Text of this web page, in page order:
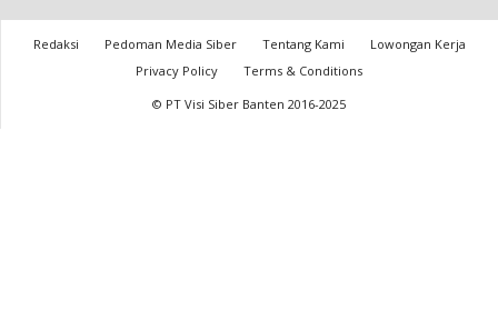
Redaksi Pedoman Media Siber Tentang Kami
Lowongan Kerja
Privacy Policy
Terms & Conditions
© PT Visi Siber Banten 2016-2025